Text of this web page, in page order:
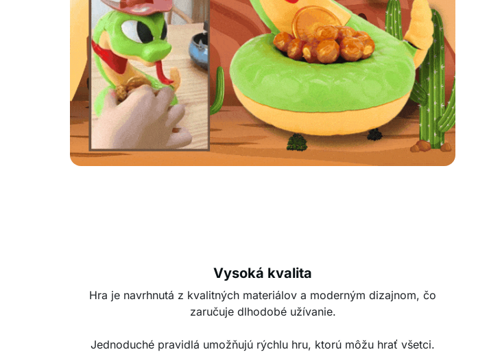
Vysoká kvalita
Hra je navrhnutá z kvalitných materiálov a moderným dizajnom, čo
zaručuje dlhodobé užívanie.
Jednoduché pravidlá umožňujú rýchlu hru, ktorú môžu hrať všetci.